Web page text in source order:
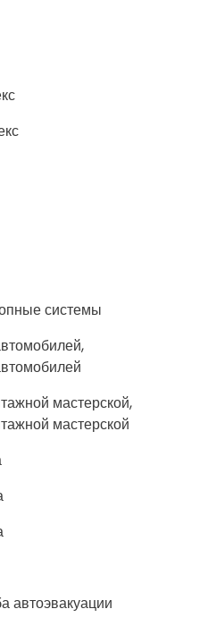
системы
мастерской,
мастерской
автоэвакуации